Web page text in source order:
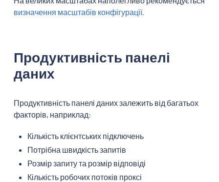
визначення масштабів конфігурації.
Продуктивність панелі
даних
Продуктивність панелі даних залежить від багатьох
факторів, наприклад:
Кількість клієнтських підключень
Потрібна швидкість запитів
Розмір запиту та розмір відповіді
Кількість робочих потоків проксі